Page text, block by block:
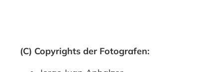
(C) Copyrights der Fotografen: